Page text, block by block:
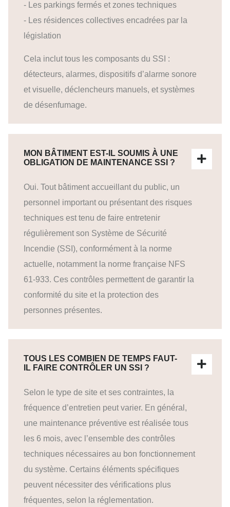
- Les parkings fermés et zones techniques
- Les résidences collectives encadrées par la
législation
Cela inclut tous les composants du SSI :
détecteurs, alarmes, dispositifs d’alarme sonore
et visuelle, déclencheurs manuels, et systèmes
de désenfumage.
MON BÂTIMENT EST-IL SOUMIS À UNE
OBLIGATION DE MAINTENANCE SSI ?
Oui. Tout bâtiment accueillant du public, un
personnel important ou présentant des risques
techniques est tenu de faire entretenir
régulièrement son Système de Sécurité
Incendie (SSI), conformément à la norme
actuelle, notamment la norme française NFS
61-933. Ces contrôles permettent de garantir la
conformité du site et la protection des
personnes présentes.
TOUS LES COMBIEN DE TEMPS FAUT-
IL FAIRE CONTRÔLER UN SSI ?
Selon le type de site et ses contraintes, la
fréquence d’entretien peut varier. En général,
une maintenance préventive est réalisée tous
les 6 mois, avec l’ensemble des contrôles
techniques nécessaires au bon fonctionnement
du système. Certains éléments spécifiques
peuvent nécessiter des vérifications plus
fréquentes, selon la réglementation.